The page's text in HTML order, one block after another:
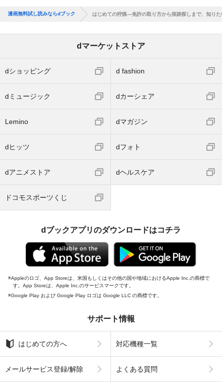
漫画無料試し読みならdブック はじめての狩猟―免許の取り方から痕跡探しまで、知り
dマーケットストア
dショッピング d fashion
dミュージック dカーシェア
Lemino dマガジン
dヒッツ dフォト
dアニメストア dヘルスケア
ドコモスポーツくじ
dブックアプリのダウンロードはコチラ
Appleのロゴ、App Storeは、米国もしくはその他の国や地域におけるApple Inc.の商標で
す。App Storeは、Apple Inc.のサービスマークです。
Google Play および Google Play ロゴは Google LLC の商標です。
サポート情報
はじめての方へ 対応機種一覧
メールサービス登録/解除 よくある質問